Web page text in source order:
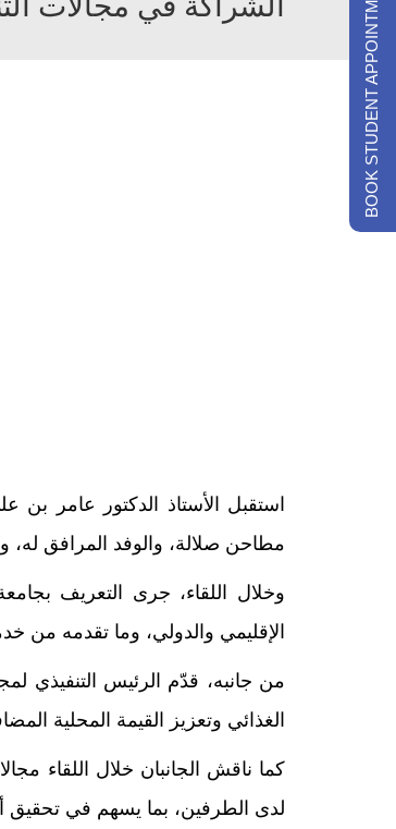
مطاحن صلالة، والوفد المرافق
وخلال اللقاء، جرى التعريف
الإقليمي والدولي، وما تقدمه من
من جانبه، قدّم الرئيس التنفيذي
الغذائي وتعزيز القيمة المحلية
كما ناقش الجانبان خلال اللقاء
لدى الطرفين، بما يسهم في
BOOK STUDENT APPOINTMENTS